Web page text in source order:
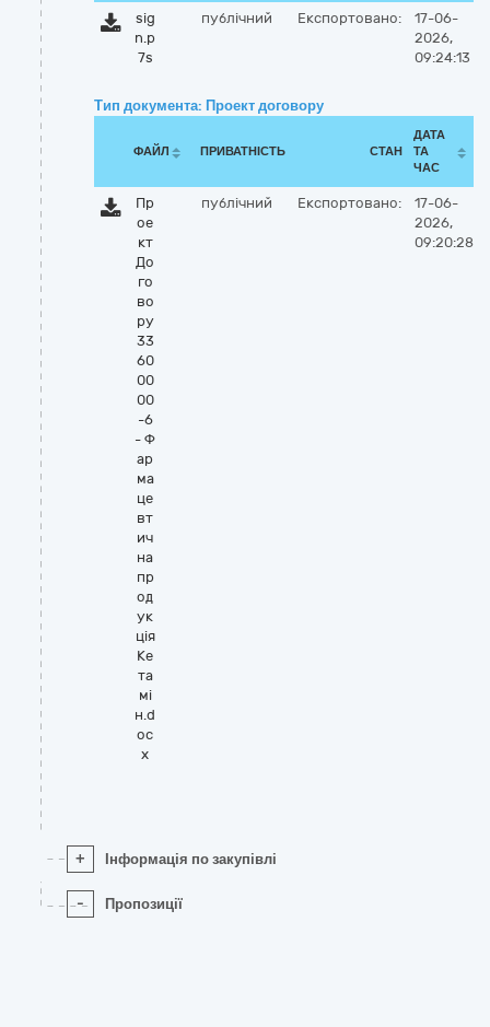
sig
n.p
7s
публічний Експортовано:
17-06-
2026,
09:24:13
Тип документа: Проект договору
ФАЙЛ ПРИВАТНІСТЬ СТАН
ДАТА
ТА
ЧАС
Пр
ое
кт
До
го
во
ру
33
60
00
00
-6
- Ф
ар
ма
це
вт
ич
на
пр
од
ук
ція
Ке
та
мі
н.d
oc
x
публічний Експортовано:
17-06-
2026,
09:20:28
+ Інформація по закупівлі
- Пропозиції